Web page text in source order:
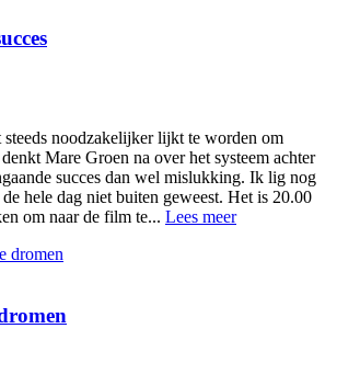
noodzakelijker lijkt te worden om
Mare Groen na over het systeem achter
succes dan wel mislukking. Ik lig nog
de hele dag niet buiten geweest. Het is 20.00
om naar de film te... Lees meer